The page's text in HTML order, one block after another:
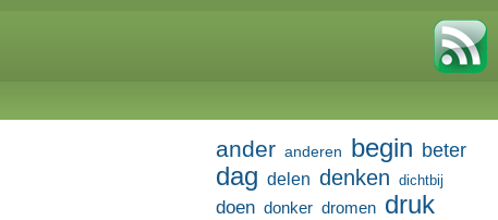
ander anderen begin beter
dag delen denken dichtbij
doen donker dromen druk